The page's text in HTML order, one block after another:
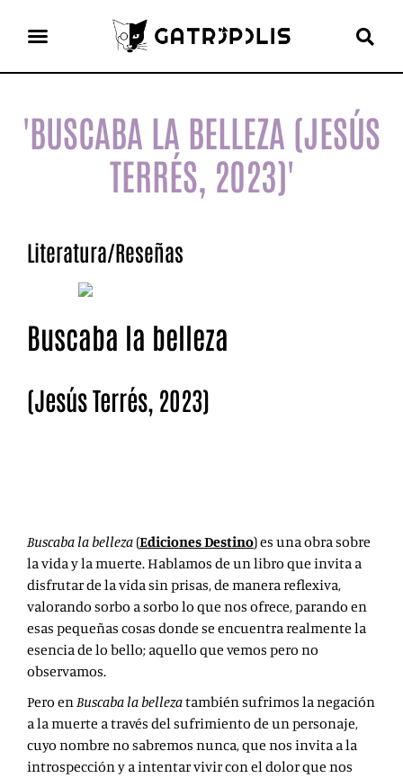
'BUSCABA LA BELLEZA (JESÚS
TERRÉS, 2023)'
Literatura/Reseñas
Buscaba la belleza
(Jesús Terrés, 2023)
Buscaba la belleza (Ediciones Destino) es una obra sobre
la vida y la muerte. Hablamos de un libro que invita a
disfrutar de la vida sin prisas, de manera reflexiva,
valorando sorbo a sorbo lo que nos ofrece, parando en
esas pequeñas cosas donde se encuentra realmente la
esencia de lo bello; aquello que vemos pero no
observamos.
Pero enBuscaba la bellezatambién sufrimos la negación
a la muerte a través del sufrimiento de un personaje,
cuyo nombre no sabremos nunca, que nos invita a la
introspección y a intentar vivir con el dolor que nos